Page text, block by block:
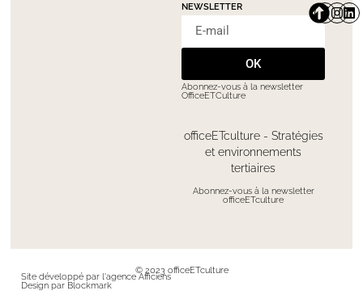
NEWSLETTER
OK
Abonnez-vous à la newsletter
OfficeETCulture
officeETculture - Stratégies
et environnements
tertiaires
Abonnez-vous à la newsletter
officeETculture
© 2023 officeETculture
Site développé par l'agence Afficiens
Design par Blockmark